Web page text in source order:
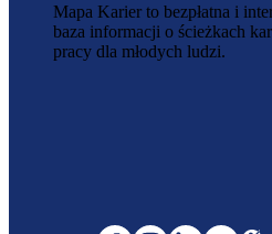
Mapa Karier to bezpłatna i
baza informacji o ścieżkach
pracy dla młodych ludzi.